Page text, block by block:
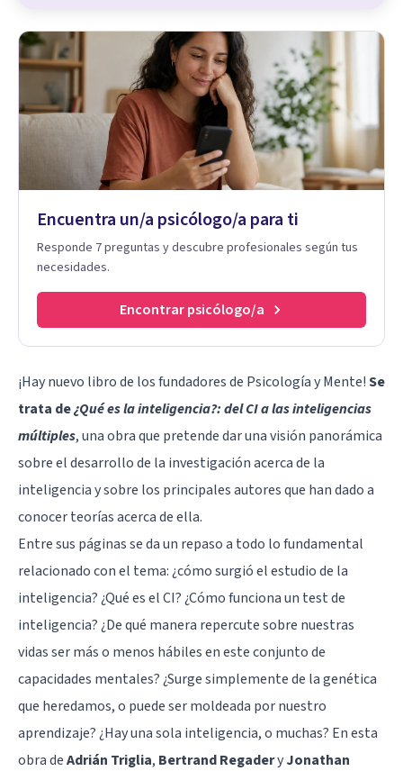
Encuentra un/a psicólogo/a para ti
Responde 7 preguntas y descubre profesionales según tus
necesidades.
Encontrar psicólogo/a
¡Hay nuevo libro de los fundadores de Psicología y Mente!Se
trata de¿Qué es la inteligencia?: del CI a las inteligencias
múltiples, una obra que pretende dar una visión panorámica
sobre el desarrollo de la investigación acerca de la
inteligencia y sobre los principales autores que han dado a
conocer teorías acerca de ella.
Entre sus páginas se da un repaso a todo lo fundamental
relacionado con el tema: ¿cómo surgió el estudio de la
inteligencia? ¿Qué es el CI? ¿Cómo funciona un test de
inteligencia? ¿De qué manera repercute sobre nuestras
vidas ser más o menos hábiles en este conjunto de
capacidades mentales? ¿Surge simplemente de la genética
que heredamos, o puede ser moldeada por nuestro
aprendizaje? ¿Hay una sola inteligencia, o muchas? En esta
obra deAdrián Triglia, Bertrand RegaderyJonathan